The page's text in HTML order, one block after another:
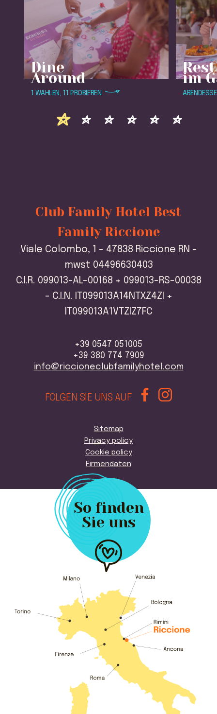
Dine
Around
1 WAHLEN, 11 PROBIEREN
im
Club Family Hotel Best
Family Riccione
Viale Colombo, 1 - 47838 Riccione RN -
mwst 04496630403
C.I.R. 099013-AL-00168 + 099013-RS-00038
- C.I.N. IT099013A14NTXZ4ZI +
IT099013A1VTZIZ7FC
+39 0547 051005
+39 380 774 7909
info@riccioneclubfamilyhotel.com
FOLGEN SIE UNS AUF
Sitemap
Privacy policy
Cookie policy
Firmendaten
So finden
Sie uns